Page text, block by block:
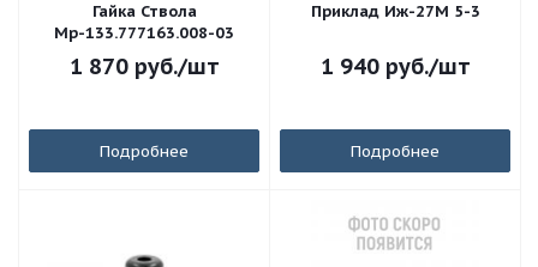
Гайка Ствола
Мр-133.777163.008-03
1 870руб./шт
Подробнее
Приклад Иж-27М 5-3
1 940руб./шт
Подробнее